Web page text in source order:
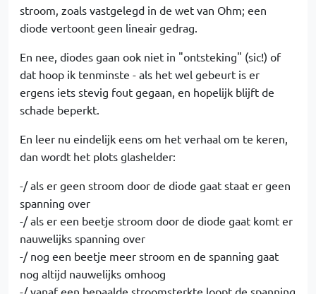
stroom, zoals vastgelegd in de wet van Ohm; een
diode vertoont geen lineair gedrag.
En nee, diodes gaan ook niet in "ontsteking" (sic!) of
dat hoop ik tenminste - als het wel gebeurt is er
ergens iets stevig fout gegaan, en hopelijk blijft de
schade beperkt.
En leer nu eindelijk eens om het verhaal om te keren,
dan wordt het plots glashelder:
-/ als er geen stroom door de diode gaat staat er geen
spanning over
-/ als er een beetje stroom door de diode gaat komt er
nauwelijks spanning over
-/ nog een beetje meer stroom en de spanning gaat
nog altijd nauwelijks omhoog
-/ vanaf een bepaalde stroomsterkte loopt de spanning